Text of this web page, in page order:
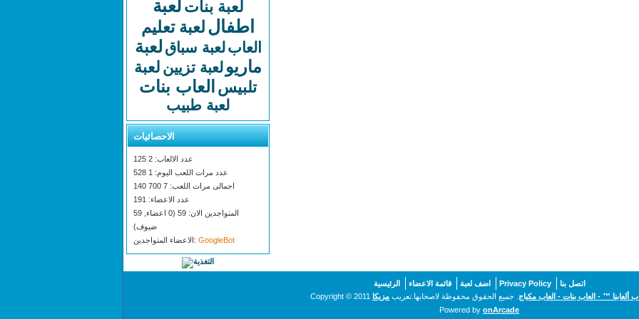
لعبة بنات لعبة
اطفاللعبة تعليم
العابلعبة سباق لعبة
ماريو لعبة تزيين لعبة
تلبيس العاب بنات
لعبة طبيب
الاحصائيات
عدد الالعاب: 2 125
عدد مرات اللعب اليوم: 1 528
اجمالى مرات اللعب: 7 700 140
عدد الاعضاء: 191
المتواجدين الان: 59 (0 اعضاء, 59
ضيوف)
الاعضاء المتواجدين: GoogleBot
الرئيسية قائمة الاعضاء اضف لعبة Privacy Policy
اتصل بنا
Copyright © 2011
ألعابنا ™ - العاب بنات - العاب مكياج . جميع الحقوق محفوظة لاصحابها.تعريب مزيكا
Powered by onArcade